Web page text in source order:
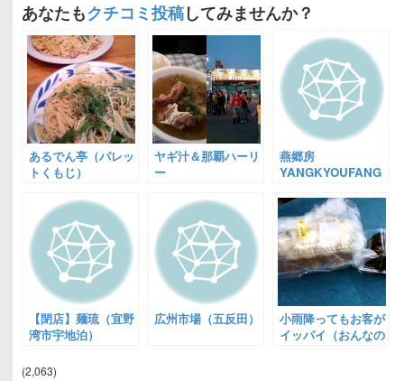
あなたもクチコミ投稿してみませんか？
あるでん亭（パレッ
トくもじ）
ヤギ汁＆那覇ハーリ
ー
燕郷房
YANGKYOUFANG（
【閉店】麺琉（宜野
湾市宇地泊）
広州市場（五反田）
小雨降ってもお客が
イッパイ（おんなの
(2,063)